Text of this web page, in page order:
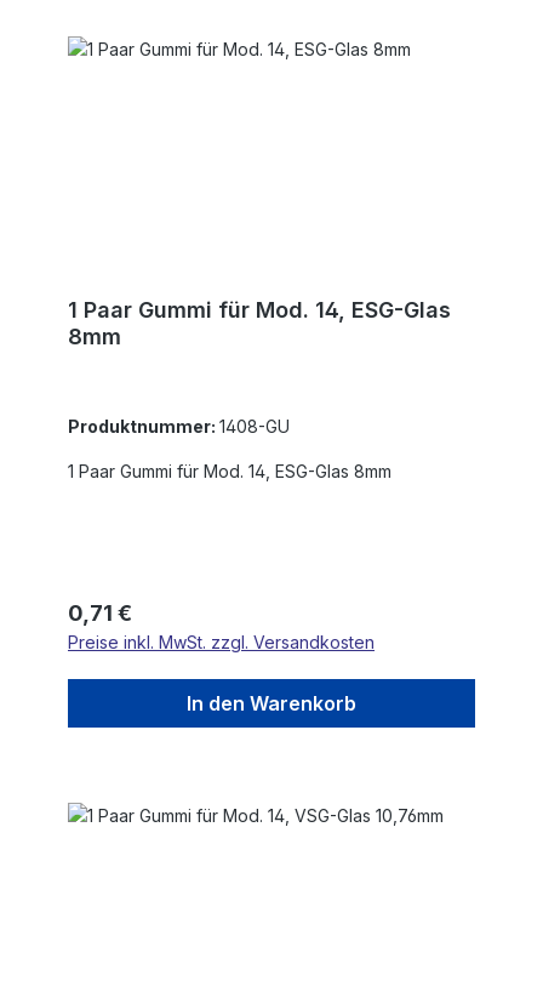
1 Paar Gummi für Mod. 14, ESG-Glas
8mm
Produktnummer: 1408-GU
1 Paar Gummi für Mod. 14, ESG-Glas 8mm
Regulärer Preis:
0,71 €
Preise inkl. MwSt. zzgl. Versandkosten
In den Warenkorb